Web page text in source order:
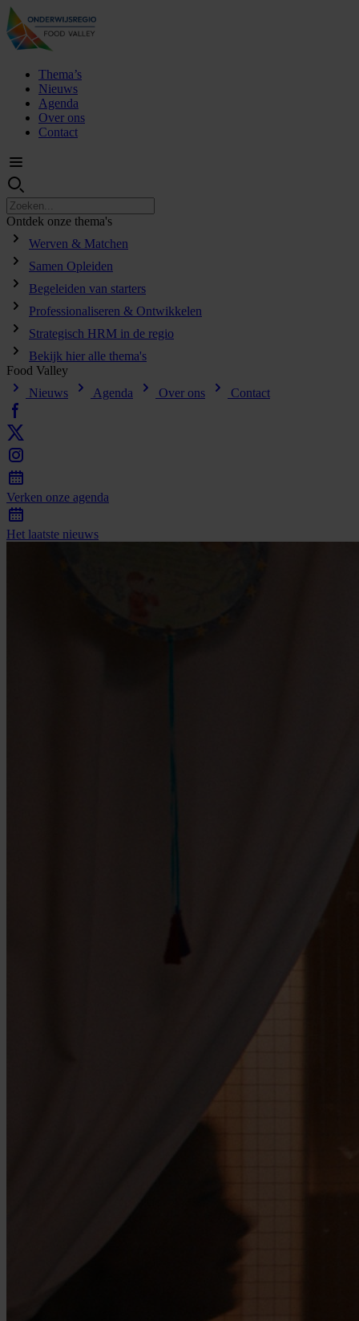
Thema’s
Nieuws
Agenda
Over ons
Contact
Ontdek onze thema's
Werven & Matchen
Samen Opleiden
Begeleiden van starters
Professionaliseren & Ontwikkelen
Strategisch HRM in de regio
Bekijk hier alle thema's
Food Valley
Nieuws
Agenda Over ons Contact
Verken onze agenda
Het laatste nieuws